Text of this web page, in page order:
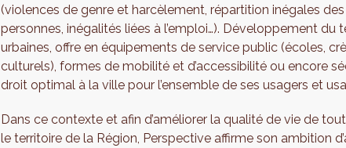
(violences de genre et harcèlement, répartition inégales
personnes, inégalités liées à l’emploi…). Développement
urbaines, offre en équipements de service public (écoles,
culturels), formes de mobilité et d’accessibilité ou encore
droit optimal à la ville pour l’ensemble de ses usagers et
Dans ce contexte et afin d’améliorer la qualité de vie de
le territoire de la Région, Perspective affirme son ambition